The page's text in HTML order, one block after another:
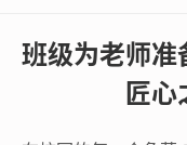
班级为老师准
匠心